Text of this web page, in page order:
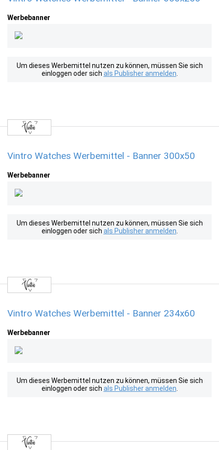
Werbebanner
Um dieses Werbemittel nutzen zu können, müssen Sie sich
einloggen oder sich als Publisher anmelden
Vintro Watches Werbemittel - Banner 300x50
Werbebanner
Um dieses Werbemittel nutzen zu können, müssen Sie sich
einloggen oder sich als Publisher anmelden
Vintro Watches Werbemittel - Banner 234x60
Werbebanner
Um dieses Werbemittel nutzen zu können, müssen Sie sich
einloggen oder sich als Publisher anmelden